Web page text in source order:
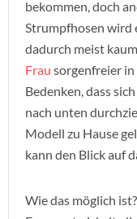
bekommen, doch
Strumpfhosen wird
dadurch meist
Frau sorgenfreier in
Bedenken, dass
nach unten
Modell zu Hause
kann den Blick auf
Wie das möglich ist?